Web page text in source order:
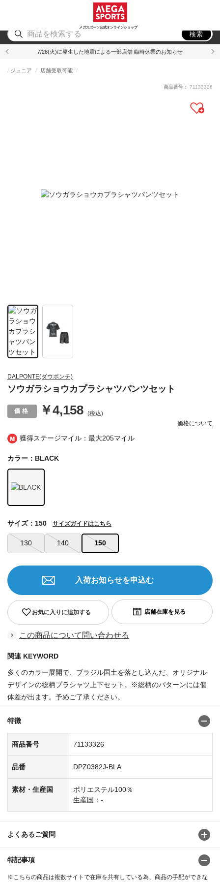
メガスポーツ公式オンラインショップ
アウトドア
検索
7/28(火)に発生した地震による一部店舗 臨時休業のお知らせ
獲得ステージマイル：最大205マイル
DALPONTE(ダウポンチ)
ソウガラショウカプラシャツパンツセット
ジュニア 店舗受取可能
￥4,158 (税込)
価格について
商品番号： 71133326
カラー：BLACK
130 140 150
サイズ：150 サイズガイドはこちら
お気に入りに追加する
入荷お知らせを申込む
この商品について問い合わせる
関連 KEYWORD
多くのカラー展開で、ブラジル国土を落とし込んだ、オリジナル
デザインの総柄プラシャツ上下セット。※総柄のパターンには個
体差が出ます。予めご了承ください。
特徴
商品番号 71133326
品番 DPZ0382J-BLA
素材・生産国
ポリエステル100％
生産国：-
よくあるご質問
特記事項
※こちらの商品は複数サイトで在庫を共有している為、商品の手配ができな